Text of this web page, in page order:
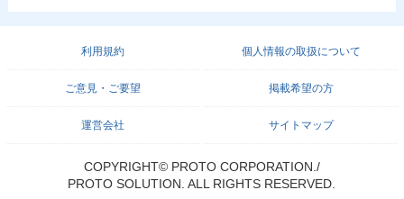
利用規約 個人情報の取扱について
ご意見・ご要望 掲載希望の方
運営会社 サイトマップ
COPYRIGHT© PROTO CORPORATION./
PROTO SOLUTION. ALL RIGHTS RESERVED.